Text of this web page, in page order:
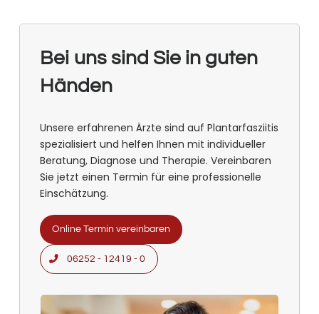
Bei uns sind Sie in guten
Händen
Unsere erfahrenen Ärzte sind auf Plantarfasziitis
spezialisiert und helfen Ihnen mit individueller
Beratung, Diagnose und Therapie. Vereinbaren
Sie jetzt einen Termin für eine professionelle
Einschätzung.
Online Termin vereinbaren
06252 - 12419 - 0